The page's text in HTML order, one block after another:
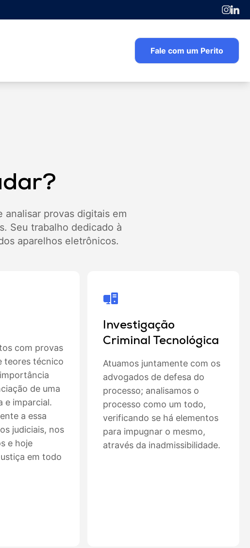
Fale com um Perito
provas digitais em
Seu trabalho dedicado à
aparelhos eletrônicos.
com provas
teores técnico
de uma
e imparcial.
a essa
judiciais, nos
e hoje
em todo
Investigação
Criminal Tecnológica
Atuamos juntamente com os
advogados de defesa do
processo; analisamos o
processo como um todo,
verificando se há elementos
para impugnar o mesmo,
através da inadmissibilidade.